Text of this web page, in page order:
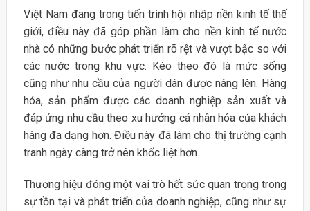
Việt Nam đang trong tiến trình hội nhập nền kinh tế thế
giới, điều này đã góp phần làm cho nền kinh tế nước
nhà có những bước phát triển rõ rệt và vượt bậc so với
các nước trong khu vực. Kéo theo đó là mức sống
cũng như nhu cầu của người dân được nâng lên. Hàng
hóa, sản phẩm được các doanh nghiệp sản xuất và
đáp ứng nhu cầu theo xu hướng cá nhân hóa của khách
hàng đa dạng hơn. Điều này đã làm cho thị trường cạnh
tranh ngày càng trở nên khốc liệt hơn.
Thương hiệu đóng một vai trò hết sức quan trọng trong
sự tồn tại và phát triển của doanh nghiệp, cũng như sự